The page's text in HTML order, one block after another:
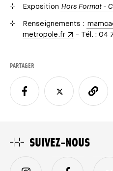
Exposition Hors Format -
Renseignements :
metropole.fr
- Tél. : 04
PARTAGER
SUIVEZ-NOUS